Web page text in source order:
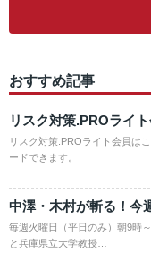
おすすめ記事
リスク対策.PROライ
リスク対策.PROライト会員は
ードできます。
中澤・木村が斬る！今
毎週火曜日（平日のみ）朝9時
と兵庫県立大学教授…